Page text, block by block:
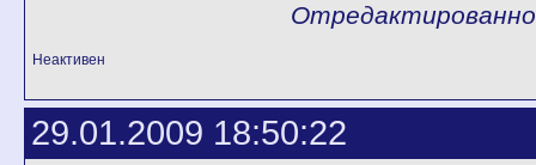
Неактивен
29.01.2009 18:50:22